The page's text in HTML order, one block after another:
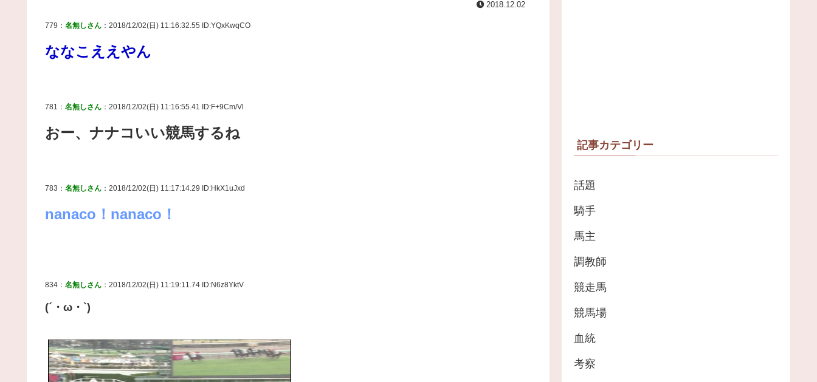
2018.12.02
779： 名無しさん ：2018/12/02(日) 11:16:32.55 ID:YQxKwqCO
ななこええやん
781： 名無しさん ：2018/12/02(日) 11:16:55.41 ID:F+9Cm/Vl
おー、ナナコいい競馬するね
783： 名無しさん ：2018/12/02(日) 11:17:14.29 ID:HkX1uJxd
nanaco！nanaco！
834： 名無しさん ：2018/12/02(日) 11:19:11.74 ID:N6z8YktV
(´・ω・`)
記事カテゴリー
話題
騎手
馬主
調教師
競走馬
競馬場
血統
考察